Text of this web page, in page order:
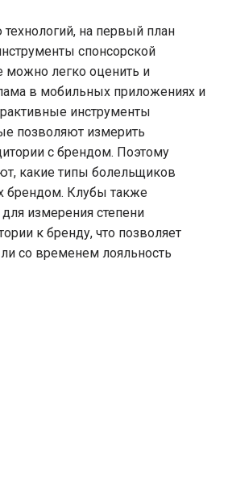
на первый план
спонсорской
можно легко оценить и
в мобильных приложениях и
инструменты
позволяют измерить
с брендом. Поэтому
какие типы болельщиков
брендом. Клубы также
измерения степени
к бренду, что позволяет
со временем лояльность